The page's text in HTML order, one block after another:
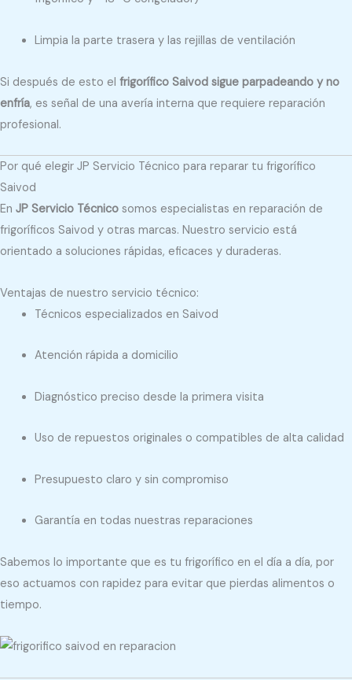
Limpia la parte trasera y las rejillas de ventilación
Si después de esto el frigorífico Saivod sigue parpadeando y no
enfría, es señal de una avería interna que requiere reparación
profesional.
Por qué elegir JP Servicio Técnico para reparar tu frigorífico
Saivod
En JP Servicio Técnico somos especialistas en reparación de
frigoríficos Saivod y otras marcas. Nuestro servicio está
orientado a soluciones rápidas, eficaces y duraderas.
Ventajas de nuestro servicio técnico:
Técnicos especializados en Saivod
Atención rápida a domicilio
Diagnóstico preciso desde la primera visita
Uso de repuestos originales o compatibles de alta calidad
Presupuesto claro y sin compromiso
Garantía en todas nuestras reparaciones
Sabemos lo importante que es tu frigorífico en el día a día, por
eso actuamos con rapidez para evitar que pierdas alimentos o
tiempo.